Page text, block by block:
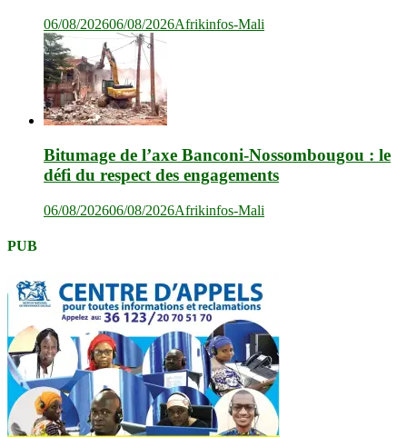
06/08/202606/08/2026Afrikinfos-Mali
Bitumage de l’axe Banconi-Nossombougou : le
défi du respect des engagements
06/08/202606/08/2026Afrikinfos-Mali
PUB